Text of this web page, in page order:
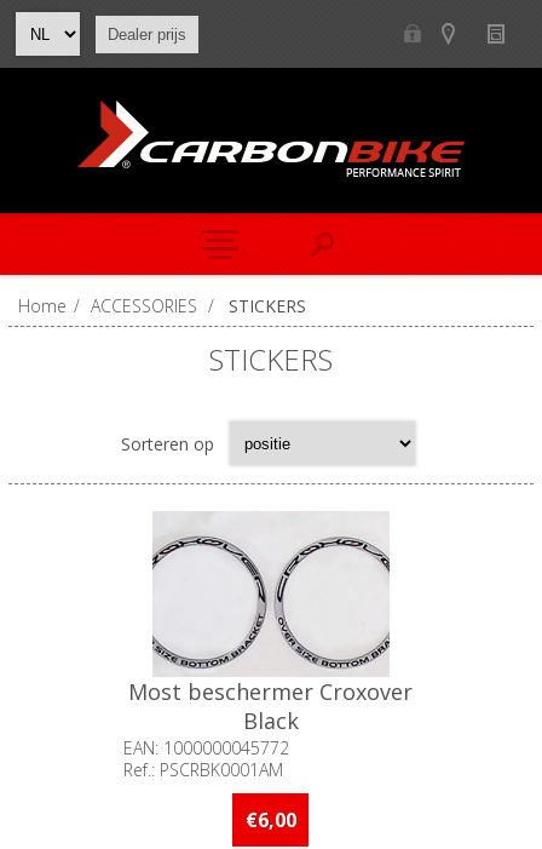
Dealer prijs
Home / ACCESSORIES / STICKERS
STICKERS
Sorteren op
Most beschermer Croxover
Black
EAN: 1000000045772
Ref.: PSCRBK0001AM
Beschikbaarheid:: Niet voorradig
€6,00